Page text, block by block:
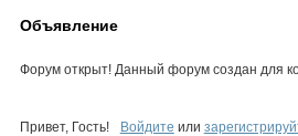
Объявление
Форум открыт! Данный форум создан для
Привет, Гость! Войдите или